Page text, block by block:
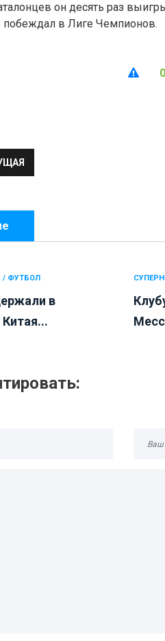
он десять раз
в Лиге Чемпионов.
0
/ ФУТБОЛ
в
Китая...